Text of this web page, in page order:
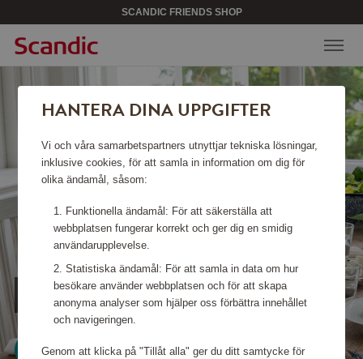
SCANDIC FRIENDS SHOP
ALLT FÖR VÅRDUKNINGEN
Se mer
HANTERA DINA UPPGIFTER
Vi och våra samarbetspartners utnyttjar tekniska lösningar,
inklusive cookies, för att samla in information om dig för
olika ändamål, såsom:
Funktionella ändamål: För att säkerställa att
webbplatsen fungerar korrekt och ger dig en smidig
användarupplevelse.
Statistiska ändamål: För att samla in data om hur
besökare använder webbplatsen och för att skapa
anonyma analyser som hjälper oss förbättra innehållet
och navigeringen.
Genom att klicka på "Tillåt alla" ger du ditt samtycke för